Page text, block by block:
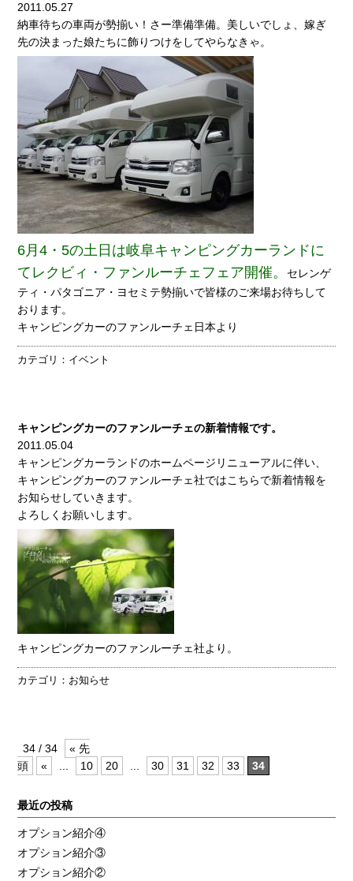
2011.05.27
納車待ちの車両が勢揃い！さー準備準備。美しいでしょ、嫁ぎ
先の決まった娘たちに飾りつけをしてやらなきゃ。
6月4・5の土日は岐阜キャンピングカーランドに
てレクビィ・ファンルーチェフェア開催。
セレンゲ
ティ・パタゴニア・ヨセミテ勢揃いで皆様のご来場お待ちして
おります。
キャンピングカーのファンルーチェ日本より
カテゴリ： イベント
キャンピングカーのファンルーチェの新着情報です。
2011.05.04
キャンピングカーランドのホームページリニューアルに伴い、
キャンピングカーのファンルーチェ社ではこちらで新着情報を
お知らせしていきます。
よろしくお願いします。
キャンピングカーのファンルーチェ社より。
カテゴリ： お知らせ
34 / 34
« 先
頭
« ... 10 20 ... 30 31 32 33 34
最近の投稿
オプション紹介④
オプション紹介③
オプション紹介②